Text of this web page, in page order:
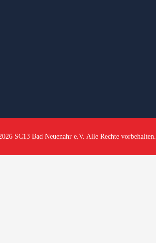
SC13 Bad Neuenahr e.V. Alle Rechte vorbehalten.